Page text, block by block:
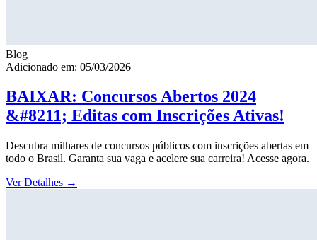
Blog
Adicionado em: 05/03/2026
BAIXAR: Concursos Abertos 2024
&#8211; Editas com Inscrições Ativas!
Descubra milhares de concursos públicos com inscrições abertas em
todo o Brasil. Garanta sua vaga e acelere sua carreira! Acesse agora.
Ver Detalhes →